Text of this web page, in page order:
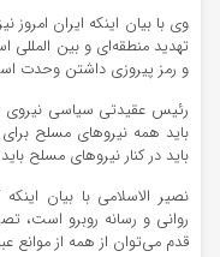
وی با بیان اینکه ایران امروز
تهدید منطقه‌ای و بین المللی
و رمز پیروزی داشتن وحدت
رئیس عقیدتی سیاسی نیروی
باید همه نیروهای مسلح
باید در کنار نیروهای مسلح
نصیر الاسلامی با بیان
روانی و رسانه روبرو است،
قدم می‌توان از همه از موانع